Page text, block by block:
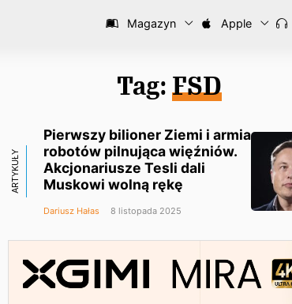
Magazyn Apple
Tag: FSD
ARTYKUŁY
Pierwszy bilioner Ziemi i armia
robotów pilnująca więźniów.
Akcjonariusze Tesli dali
Muskowi wolną rękę
Dariusz Hałas 8 listopada 2025